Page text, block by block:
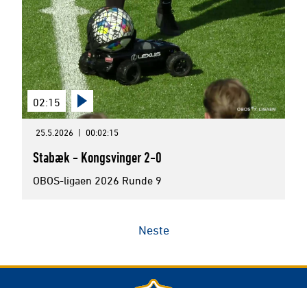
02:15
25.5.2026 | 00:02:15
Stabæk - Kongsvinger 2-0
OBOS-ligaen 2026 Runde 9
Neste